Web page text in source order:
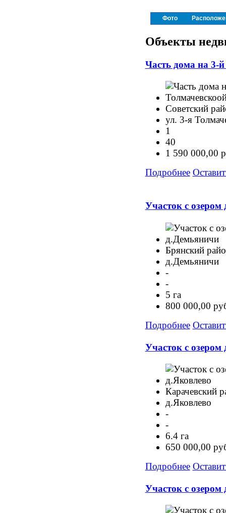
Фото
Объекты
Часть дома на 3-
Советский
ул. 3-я
1
40
1 590 000,00
Подробнее
Участок с
Брянский
д.Демьяничи
-
-
5 га
800 000,00
Подробнее
Участок с озером
Карачевский
д.Яковлево
-
-
6.4 га
650 000,00
Подробнее
Участок с озером